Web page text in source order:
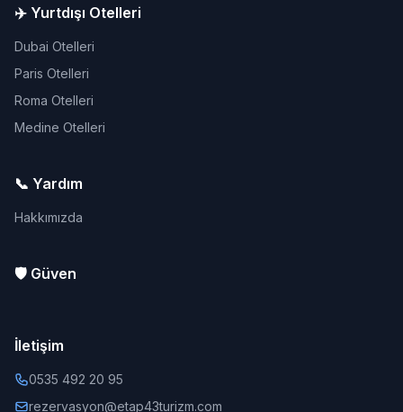
✈️ Yurtdışı Otelleri
Dubai Otelleri
Paris Otelleri
Roma Otelleri
Medine Otelleri
📞 Yardım
Hakkımızda
🛡️ Güven
İletişim
0535 492 20 95
rezervasyon@etap43turizm.com